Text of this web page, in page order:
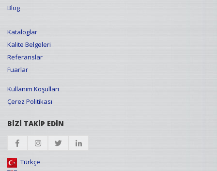
Blog
Kataloglar
Kalite Belgeleri
Referanslar
Fuarlar
Kullanım Koşulları
Çerez Politikası
BİZİ TAKİP EDİN
Türkçe